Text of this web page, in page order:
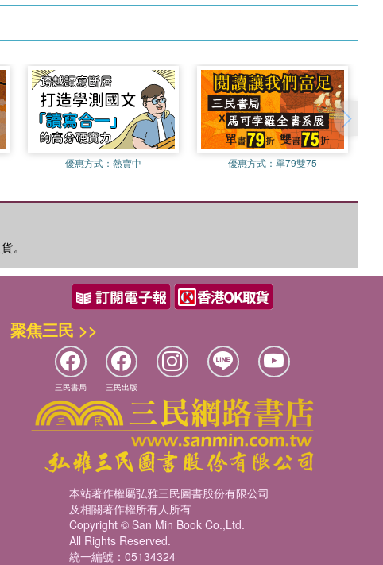
優惠方式： 熱賣中 優惠方式：單79雙75
。
聚焦三民 >>
三民書局 三民出版
本站著作權屬弘雅三民圖書股份有限公司
及相關著作權所有人所有
Copyright © San Min Book Co.,Ltd.
All Rights Reserved.
統一編號：05134324